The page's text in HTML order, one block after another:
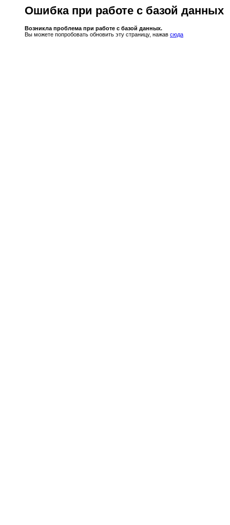
Ошибка при работе с базой данных
Возникла проблема при работе с базой данных.
Вы можете попробовать обновить эту страницу, нажав сюда